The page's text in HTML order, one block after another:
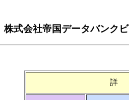
株式会社帝国データバンク
詳